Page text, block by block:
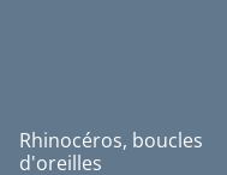
Rhinocéros, boucles
d'oreilles